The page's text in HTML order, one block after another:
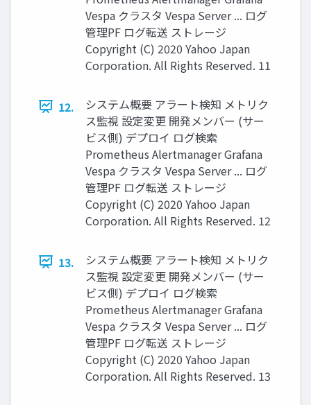
Vespa クラスタ Vespa Server ... ログ
管理PF ログ転送 ストレージ
Copyright (C) 2020 Yahoo Japan
Corporation. All Rights Reserved. 11
12.
システム概要 アラート検知 メトリク
ス監視 設定変更 開発メンバー (サー
ビス側) デプロイ ログ検索
Prometheus Alertmanager Grafana
Vespa クラスタ Vespa Server ... ログ
管理PF ログ転送 ストレージ
Copyright (C) 2020 Yahoo Japan
Corporation. All Rights Reserved. 12
13.
システム概要 アラート検知 メトリク
ス監視 設定変更 開発メンバー (サー
ビス側) デプロイ ログ検索
Prometheus Alertmanager Grafana
Vespa クラスタ Vespa Server ... ログ
管理PF ログ転送 ストレージ
Copyright (C) 2020 Yahoo Japan
Corporation. All Rights Reserved. 13